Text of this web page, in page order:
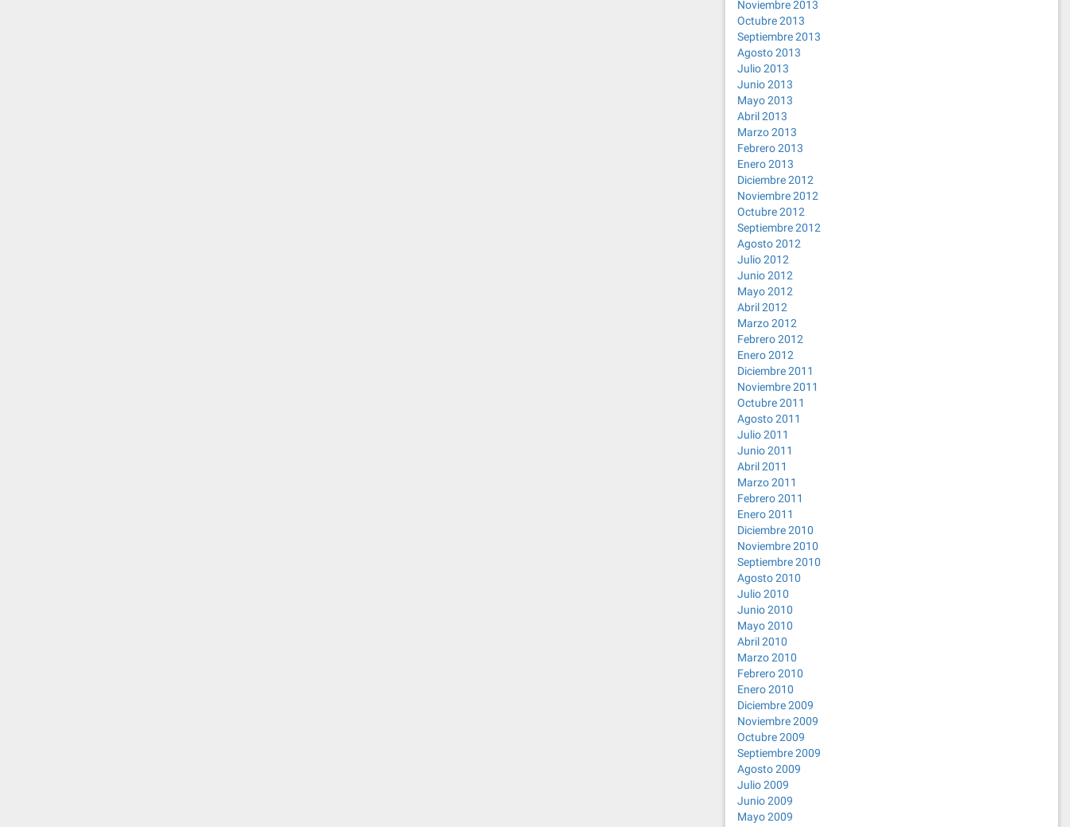
Noviembre 2013
Octubre 2013
Septiembre 2013
Agosto 2013
Julio 2013
Junio 2013
Mayo 2013
Abril 2013
Marzo 2013
Febrero 2013
Enero 2013
Diciembre 2012
Noviembre 2012
Octubre 2012
Septiembre 2012
Agosto 2012
Julio 2012
Junio 2012
Mayo 2012
Abril 2012
Marzo 2012
Febrero 2012
Enero 2012
Diciembre 2011
Noviembre 2011
Octubre 2011
Agosto 2011
Julio 2011
Junio 2011
Abril 2011
Marzo 2011
Febrero 2011
Enero 2011
Diciembre 2010
Noviembre 2010
Septiembre 2010
Agosto 2010
Julio 2010
Junio 2010
Mayo 2010
Abril 2010
Marzo 2010
Febrero 2010
Enero 2010
Diciembre 2009
Noviembre 2009
Octubre 2009
Septiembre 2009
Agosto 2009
Julio 2009
Junio 2009
Mayo 2009